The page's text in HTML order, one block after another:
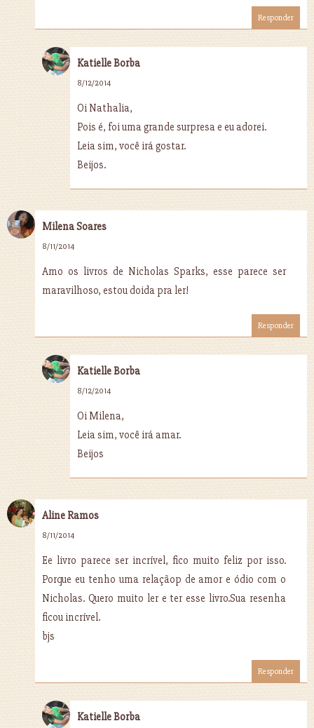
Responder
Katielle Borba
8/12/2014
Oi Nathalia,
Pois é, foi uma grande surpresa e eu adorei.
Leia sim, você irá gostar.
Beijos.
Milena Soares
8/11/2014
Amo os livros de Nicholas Sparks, esse parece ser
maravilhoso, estou doida pra ler!
Responder
Katielle Borba
8/12/2014
Oi Milena,
Leia sim, você irá amar.
Beijos
Aline Ramos
8/11/2014
Ee livro parece ser incrível, fico muito feliz por isso.
Porque eu tenho uma relaçãop de amor e ódio com o
Nicholas. Quero muito ler e ter esse livro.Sua resenha
ficou incrível.
bjs
Responder
Katielle Borba